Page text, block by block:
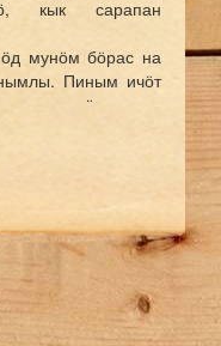
кык сарапан
мунӧм бӧрас на
Пиным ичӧт
чукӧртны, —
сійӧ и сюясны
Эмӧсь ӧд
асьныс тшыг нисьӧ
нывлӧн вӧлі.